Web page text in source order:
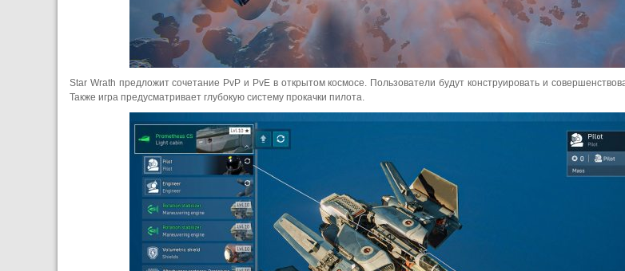
Star Wrath предложит сочетание PvP и PvE в открытом космосе. Пользователи будут конструировать и
Также игра предусматривает глубокую систему прокачки пилота.